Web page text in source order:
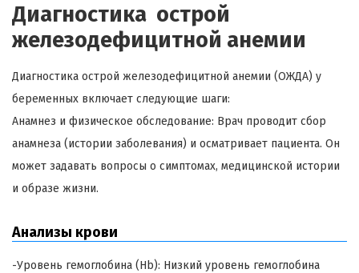
Диагностика острой
железодефицитной анемии
Диагностика острой железодефицитной анемии (ОЖДА) у
беременных включает следующие шаги:
Анамнез и физическое обследование: Врач проводит сбор
анамнеза (истории заболевания) и осматривает пациента. Он
может задавать вопросы о симптомах, медицинской истории
и образе жизни.
Анализы крови
-Уровень гемоглобина (Hb): Низкий уровень гемоглобина